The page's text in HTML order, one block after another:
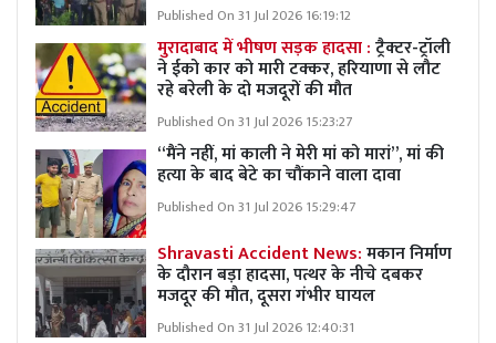
Published On 31 Jul 2026 16:19:12
मुरादाबाद में भीषण सड़क हादसा :ट्रैक्टर-ट्रॉली
ने ईको कार को मारी टक्कर, हरियाणा से लौट
रहे बरेली के दो मजदूरों की मौत
Published On 31 Jul 2026 15:23:27
“मैंने नहीं, मां काली ने मेरी मां को मारां”, मां की
हत्या के बाद बेटे का चौंकाने वाला दावा
Published On 31 Jul 2026 15:29:47
Shravasti Accident News:मकान निर्माण
के दौरान बड़ा हादसा, पत्थर के नीचे दबकर
मजदूर की मौत, दूसरा गंभीर घायल
Published On 31 Jul 2026 12:40:31